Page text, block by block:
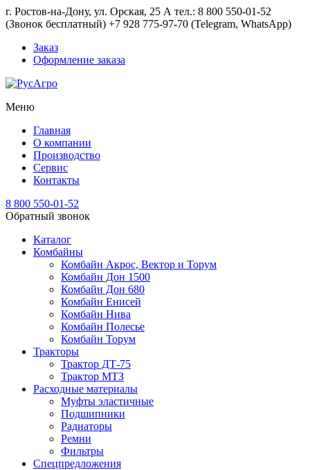
г. Ростов-на-Дону, ул. Орская, 25 А тел.: 8 800 550-01-52
(Звонок бесплатный) +7 928 775-97-70 (Telegram, WhatsApp)
Заказ
Оформление заказа
Меню
Главная
О компании
Производство
Сервис
Контакты
8 800 550-01-52
Обратный звонок
Каталог
Комбайны
Комбайн Акрос, Вектор и Торум
Комбайн Дон 1500
Комбайн Дон 680
Комбайн Енисей
Комбайн Нива
Комбайн Полесье
Комбайн Торум
Тракторы
Трактор ДТ-75
Трактор МТЗ
Расходные материалы
Муфты эластичные
Подшипники
Радиаторы
Ремни
Фильтры
Спецпредложения